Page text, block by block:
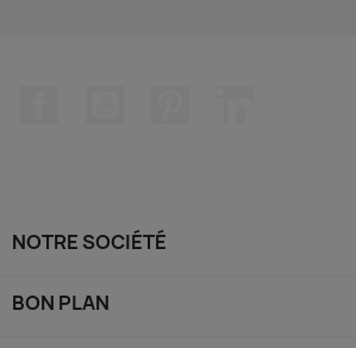
NOTRE SOCIÉTÉ
BON PLAN